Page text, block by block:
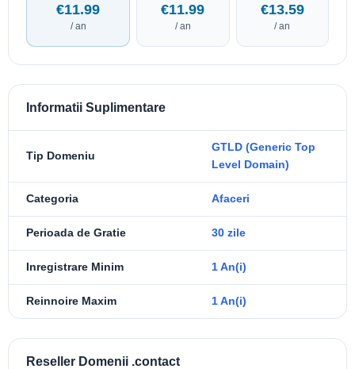
€11.99
/ an
€11.99
/ an
€13.59
/ an
Informatii Suplimentare
Tip Domeniu
GTLD (Generic Top
Level Domain)
Categoria Afaceri
Perioada de Gratie 30 zile
Inregistrare Minim 1 An(i)
Reinnoire Maxim 1 An(i)
Reseller Domenii .contact